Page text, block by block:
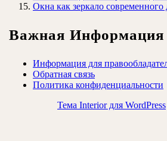
Окна как зеркало современного
Важная Информация
Информация для
Обратная связь
Политика конфиденциальности
Тема Interior для WordPress